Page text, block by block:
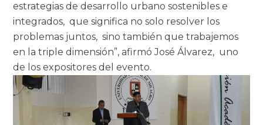
estrategias de desarrollo urbano sostenibles e
integrados, que significa no solo resolver los
problemas juntos, sino también que trabajemos
en la triple dimensión”, afirmó José Álvarez, uno
de los expositores del evento.